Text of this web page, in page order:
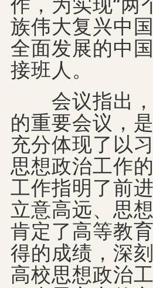
族伟大复兴中
全面发展的中
接班人。
会议指出，
的重要会议，
充分体现了以
思想政治工作
工作指明了前
立意高远、思
肯定了高等教
得的成绩，深
高校思想政治